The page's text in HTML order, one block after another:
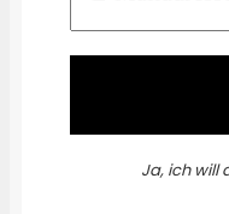
Ja, ich will